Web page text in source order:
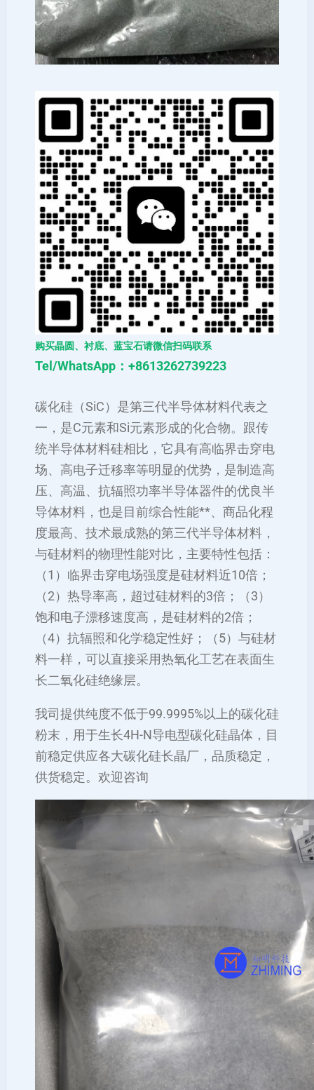
购买晶圆、衬底、蓝宝石请微信扫码联系
Tel/WhatsApp：+8613262739223
碳化硅（SiC）是第三代半导体材料代表之
一，是C元素和Si元素形成的化合物。跟传
统半导体材料硅相比，它具有高临界击穿电
场、高电子迁移率等明显的优势，是制造高
压、高温、抗辐照功率半导体器件的优良半
导体材料，也是目前综合性能**、商品化程
度最高、技术最成熟的第三代半导体材料，
与硅材料的物理性能对比，主要特性包括：
（1）临界击穿电场强度是硅材料近10倍；
（2）热导率高，超过硅材料的3倍；（3）
饱和电子漂移速度高，是硅材料的2倍；
（4）抗辐照和化学稳定性好；（5）与硅材
料一样，可以直接采用热氧化工艺在表面生
长二氧化硅绝缘层。
我司提供纯度不低于99.9995%以上的碳化硅
粉末，用于生长4H-N导电型碳化硅晶体，目
前稳定供应各大碳化硅长晶厂，品质稳定，
供货稳定。欢迎咨询